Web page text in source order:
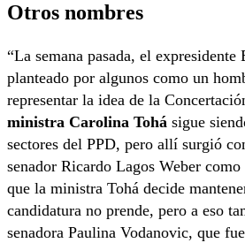
Otros nombres
“La semana pasada, el expresidente
planteado por algunos como un
representar la idea de la
ministra Carolina Tohá sigue
sectores del PPD, pero allí surgió
senador Ricardo Lagos Weber
que la ministra Tohá decide
candidatura no prende, pero a eso
senadora Paulina Vodanovic, que